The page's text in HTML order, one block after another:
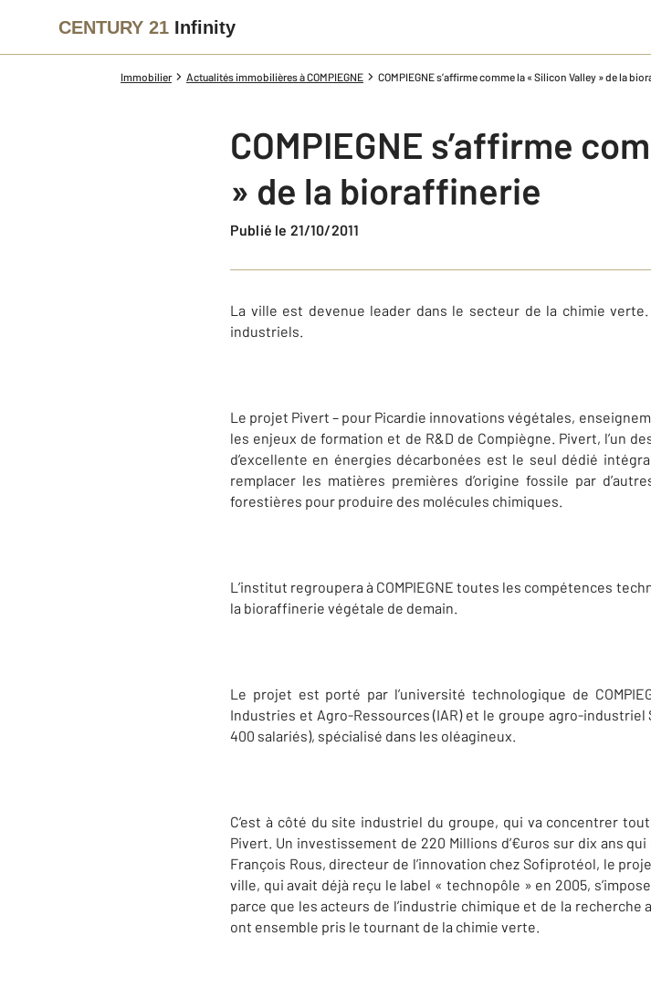
CENTURY 21 Infinity
Immobilier Actualités immobilières à COMPIEGNE COMPIEGNE s’affirme comme la « Silicon Valley » de la
COMPIEGNE s’affirme
» de la bioraffinerie
Publié le 21/10/2011
La ville est devenue leader dans le secteur de la chimie
industriels.
Le projet Pivert – pour Picardie innovations végétales,
les enjeux de formation et de R&D de Compiègne. Pivert, l’un
d’excellente en énergies décarbonées est le seul dédié
remplacer les matières premières d’origine fossile par
forestières pour produire des molécules chimiques.
L’institut regroupera à COMPIEGNE toutes les compétences
la bioraffinerie végétale de demain.
Le projet est porté par l’université technologique de
Industries et Agro-Ressources (IAR) et le groupe agro-industriel
400 salariés), spécialisé dans les oléagineux.
C’est à côté du site industriel du groupe, qui va concentrer
Pivert. Un investissement de 220 Millions d’€uros sur dix ans
François Rous, directeur de l’innovation chez Sofiprotéol, le
ville, qui avait déjà reçu le label « technopôle » en 2005,
parce que les acteurs de l’industrie chimique et de la recherche
ont ensemble pris le tournant de la chimie verte.